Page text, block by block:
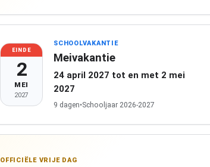
EINDE
2
MEI
2027
SCHOOLVAKANTIE
Meivakantie
24 april 2027 tot en met 2 mei
2027
9 dagen•Schooljaar 2026-2027
OFFICIËLE VRIJE DAG